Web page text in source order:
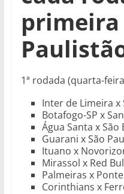
primeira
1ª rodada (quarta-
Inter de Limeira x
Botafogo-SP x
Água Santa x
Guarani x São
Ituano x
Mirassol x Red
Palmeiras x
Corinthians x